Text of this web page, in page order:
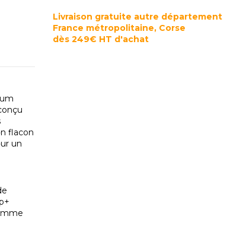
flacon
un
Livraison gratuite autre département
France métropolitaine, Corse
dès 249€ HT d'achat